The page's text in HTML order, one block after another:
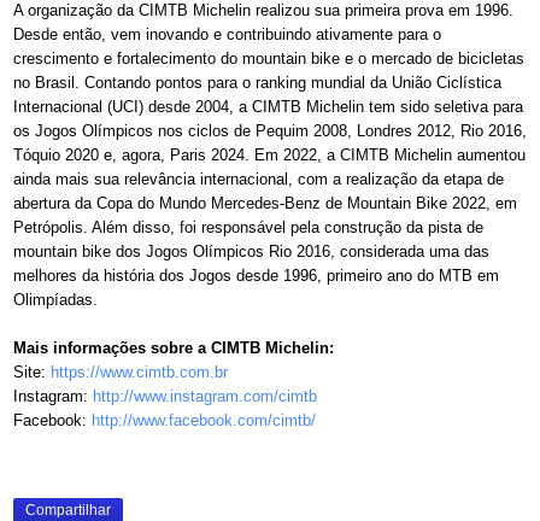
A organização da CIMTB Michelin realizou sua primeira prova em 1996.
Desde então, vem inovando e contribuindo ativamente para o
crescimento e fortalecimento do mountain bike e o mercado de bicicletas
no Brasil. Contando pontos para o ranking mundial da União Ciclística
Internacional (UCI) desde 2004, a CIMTB Michelin tem sido seletiva para
os Jogos Olímpicos nos ciclos de Pequim 2008, Londres 2012, Rio 2016,
Tóquio 2020 e, agora, Paris 2024. Em 2022, a CIMTB Michelin aumentou
ainda mais sua relevância internacional, com a realização da etapa de
abertura da Copa do Mundo Mercedes-Benz de Mountain Bike 2022, em
Petrópolis. Além disso, foi responsável pela construção da pista de
mountain bike dos Jogos Olímpicos Rio 2016, considerada uma das
melhores da história dos Jogos desde 1996, primeiro ano do MTB em
Olimpíadas.
Mais informações sobre a CIMTB Michelin:
Site: https://www.cimtb.com.br
Instagram: http://www.instagram.com/cimtb
Facebook: http://www.facebook.com/cimtb/
Compartilhar